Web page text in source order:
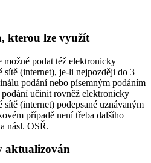
kterou lze využít
podat též elektronicky
sítě (internet), je-li nejpozději do 3
podání nebo písemným podáním
učinit rovněž elektronicky
(internet) podepsané uznávaným
případě není třeba dalšího
násl. OSŘ.
aktualizován